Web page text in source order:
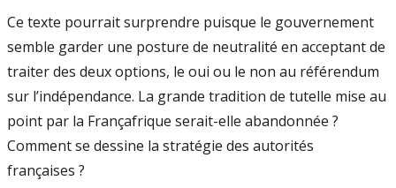
Ce texte pourrait surprendre puisque le gouvernement
semble garder une posture de neutralité en acceptant de
traiter des deux options, le oui ou le non au référendum
sur l’indépendance. La grande tradition de tutelle mise au
point par la Françafrique serait-elle abandonnée ?
Comment se dessine la stratégie des autorités
françaises ?